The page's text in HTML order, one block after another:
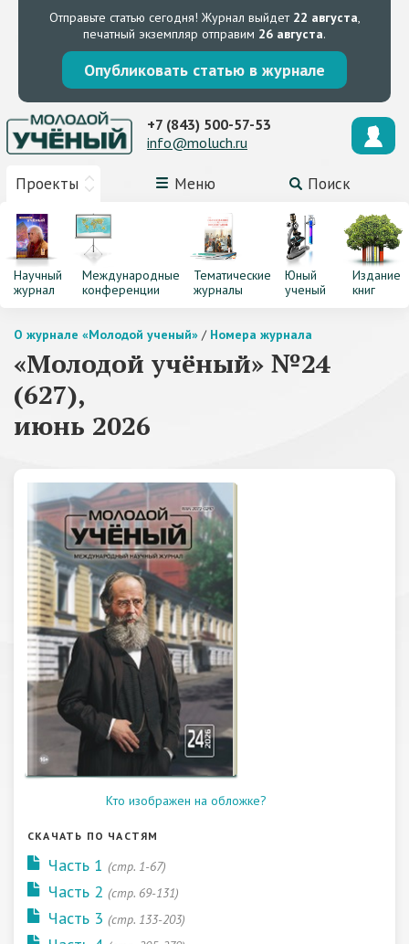
Отправьте статью сегодня! Журнал выйдет 22 августа,
печатный экземпляр отправим 26 августа.
Опубликовать статью в журнале
Проекты Меню Поиск
+7 (843) 500-57-53
info@moluch.ru
Научный
журнал
Международные
конференции
Тематические
журналы
Юный
ученый
Издание
книг
О журнале «Молодой ученый» / Номера журнала
«Молодой учёный» №24
(627),
июнь 2026
Кто изображен на обложке?
СКАЧАТЬ ПО ЧАСТЯМ
Часть 1 (стр. 1-67)
Часть 2 (стр. 69-131)
Часть 3 (стр. 133-203)